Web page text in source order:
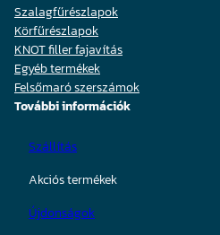
Szalagfűrészlapok
Körfűrészlapok
KNOT filler fajavítás
Egyéb termékek
Felsőmaró szerszámok
További információk
Szállítás
Akciós termékek
Újdonságok